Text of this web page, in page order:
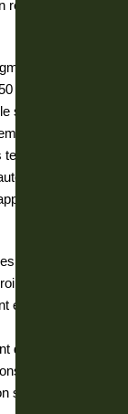
que
la
ans pour la
s’inquiète.
et de
à
la Franc-
à respecter
institutions
ou de ne pas
pour l’Etat de
dans le bloc de
et
seulement de la